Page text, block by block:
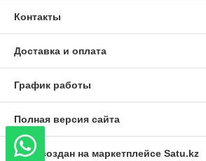
Контакты
Доставка и оплата
График работы
Полная версия сайта
Сайт создан на маркетплейсе Satu.kz